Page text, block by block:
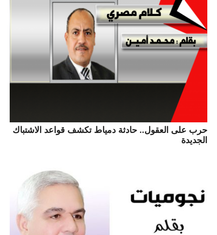
حرب على العقول.. حادثة دمياط تكشف قواعد الاشتباك
الجديدة